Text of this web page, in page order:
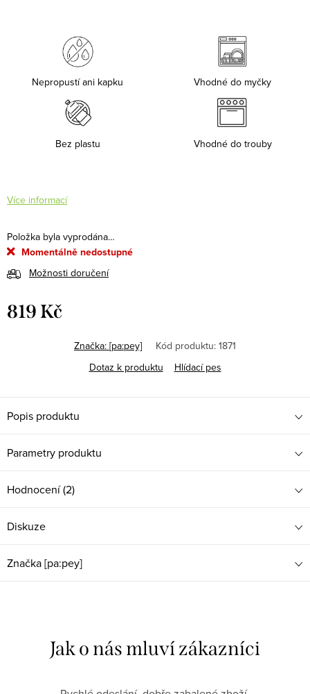
Nepropustí ani kapku Vhodné do myčky
Bez plastu Vhodné do trouby
Více informací
Položka byla vyprodána…
Momentálně nedostupné
Možnosti doručení
819 Kč
Značka: [pa:pey] Kód produktu: 1871
Dotaz k produktu
Hlídací pes
Popis produktu
Parametry produktu
Hodnocení (2)
Diskuze
Značka[pa:pey]